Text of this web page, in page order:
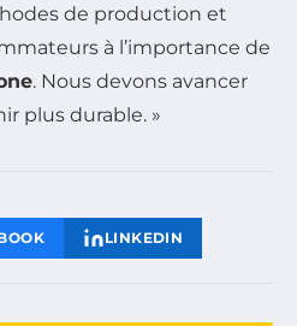
de production et
à l’importance de
. Nous devons avancer
plus durable. »
LINKEDIN